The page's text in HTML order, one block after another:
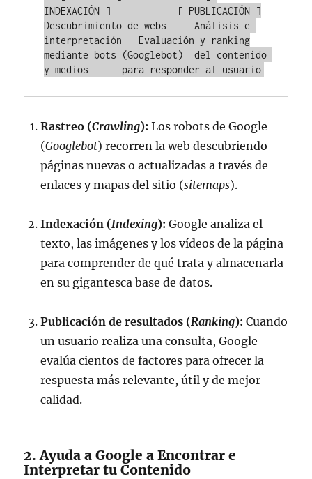
INDEXACIÓN ]            [ PUBLICACIÓN ]
Descubrimiento de webs     Análisis e
interpretación   Evaluación y ranking
mediante bots (Googlebot)  del contenido
Rastreo (Crawling): Los robots de Google
(Googlebot) recorren la web descubriendo
páginas nuevas o actualizadas a través de
enlaces y mapas del sitio (sitemaps).
Indexación (Indexing): Google analiza el
texto, las imágenes y los vídeos de la página
para comprender de qué trata y almacenarla
en su gigantesca base de datos.
Publicación de resultados (Ranking): Cuando
un usuario realiza una consulta, Google
evalúa cientos de factores para ofrecer la
respuesta más relevante, útil y de mejor
calidad.
2. Ayuda a Google a Encontrar e
Interpretar tu Contenido